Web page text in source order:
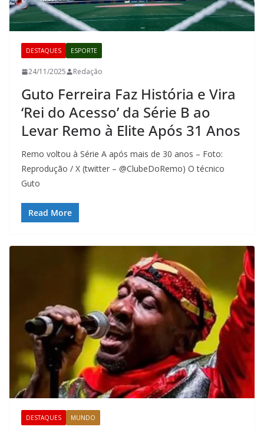
DESTAQUES ESPORTE
24/11/2025 Redação
Guto Ferreira Faz História e Vira
‘Rei do Acesso’ da Série B ao
Levar Remo à Elite Após 31 Anos
Remo voltou à Série A após mais de 30 anos – Foto:
Reprodução / X (twitter – @ClubeDoRemo) O técnico
Guto
Read More
DESTAQUES MUNDO